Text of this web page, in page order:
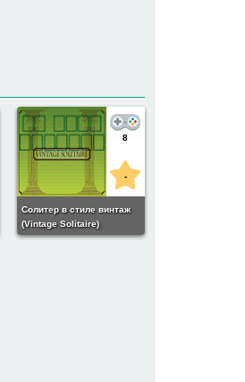
8
-
Солитер в стиле винтаж
(Vintage Solitaire)